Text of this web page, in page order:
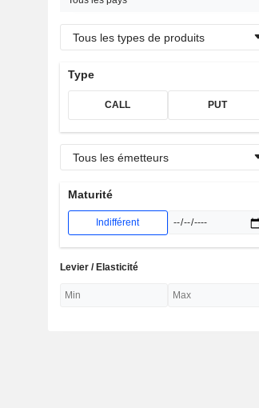
Tous les types de produits
Type
CALL PUT
Tous les émetteurs
Maturité
Indifférent
Levier / Elasticité